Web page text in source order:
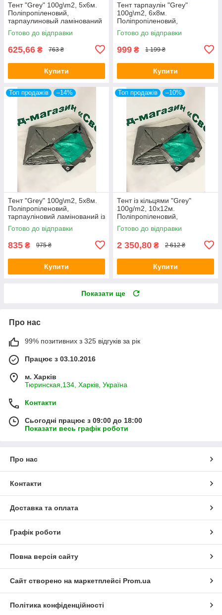
Тент "Grey" 100g\m2, 5х6м.
Поліпропіленовий,
тарпаулиновый ламінований
з кільцями.Полог.
Готово до відправки
625,66 ₴ 763 ₴
Купити
Тент тарпаулін "Grey"
100g\m2, 6х8м.
Поліпропіленовий,
тарпаулиновый ламінований
з кільцями.Полог.
Готово до відправки
999 ₴ 1 199 ₴
Купити
Топ продажів –14%
Тент "Grey" 100g\m2, 5х8м.
Поліпропіленовий,
тарпауліновий ламінований із
кільцями.Полог.
Готово до відправки
835 ₴ 975 ₴
Купити
Топ продажів –10%
Тент із кільцями "Grey"
100g/m2, 10х12м.
Поліпропіленовий,
тарпауліновий ламінований із
кільцями.Полог.
Готово до відправки
2 350,80 ₴ 2 612 ₴
Купити
Показати ще
Про нас
99% позитивних з 325 відгуків за рік
Працює з 03.10.2016
м. Харків
Тюринская,134, Харків, Україна
Контакти
Сьогодні працює з 09:00 до 18:00
Показати весь графік роботи
Про нас
Контакти
Доставка та оплата
Графік роботи
Повна версія сайту
Сайт створено на маркетплейсі Prom.ua
Політика конфіденційності